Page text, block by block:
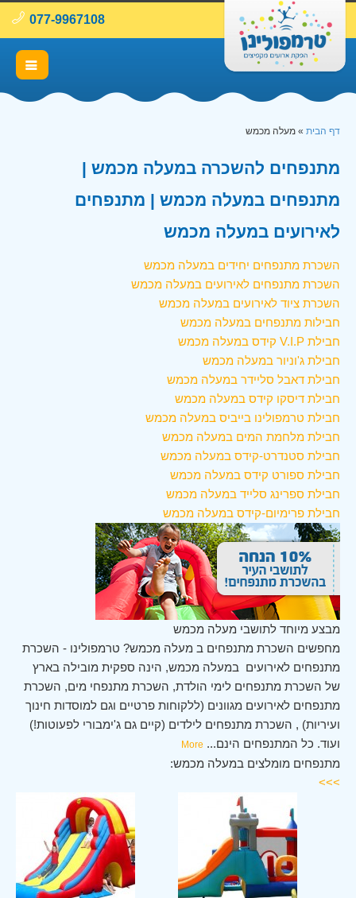
077-9967108
דף הבית » מעלה מכמש
מתנפחים להשכרה במעלה מכמש |
מתנפחים במעלה מכמש | מתנפחים
לאירועים במעלה מכמש
השכרת מתנפחים יחידים במעלה מכמש
השכרת מתנפחים לאירועים במעלה מכמש
השכרת ציוד לאירועים במעלה מכמש
חבילות מתנפחים במעלה מכמש
חבילת V.I.P קידס במעלה מכמש
חבילת ג'וניור במעלה מכמש
חבילת דאבל סליידר במעלה מכמש
חבילת דיסקו קידס במעלה מכמש
חבילת טרמפולינו בייביס במעלה מכמש
חבילת מלחמת המים במעלה מכמש
חבילת סטנדרט-קידס במעלה מכמש
חבילת ספורט קידס במעלה מכמש
חבילת ספרינג סלייד במעלה מכמש
חבילת פרימיום-קידס במעלה מכמש
מבצע מיוחד לתושבי מעלה מכמש
מחפשים השכרת מתנפחים ב מעלה מכמש? טרמפולינו - השכרת
מתנפחים לאירועים במעלה מכמש, הינה ספקית מובילה בארץ
של השכרת מתנפחים לימי הולדת, השכרת מתנפחי מים, השכרת
מתנפחים לאירועים מגוונים (ללקוחות פרטיים וגם למוסדות חינוך
ועיריות) , השכרת מתנפחים לילדים (קיים גם ג'ימבורי לפעוטות!)
ועוד. כל המתנפחים הינם...
More
מתנפחים מומלצים במעלה מכמש:
>>>